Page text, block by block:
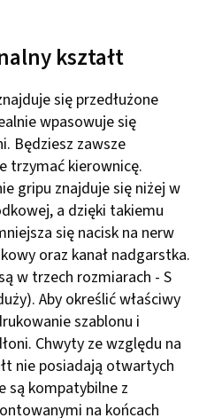
kształt
się przedłużone
wpasowuje się
Będziesz zawsze
trzymać kierownicę.
gripu znajduje się niżej w
a dzięki takiemu
się nacisk na nerw
oraz kanał nadgarstka.
w trzech rozmiarach - S
Aby określić właściwy
szablonu i
Chwyty ze względu na
nie posiadają otwartych
są kompatybilne z
na końcach